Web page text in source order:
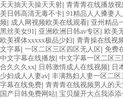
天天抽天天操天天射| 青青青在线播放
美日韩高清无毒不卡| 91精品人人搡妻
频| 成人网视频欧美在线观看| 亚州精品
黑丝美女91| 亚洲欧洲日韩av专区 | 欧美
欧美裸体xxxxx极品少妇| 青青操在线视
文字幕| 一区二区三区四区无人区 | 免费
中文字幕在线播放| 中文字幕一区二区三
合久久久xx| 日韩激情成人在线视频| 日
少妇成人人妻av| 丰满熟妇人妻一区二区
字幕在线免费| 青青青在线视频男人的天
国产日韩免费网站| 宝贝腿开大点我添添